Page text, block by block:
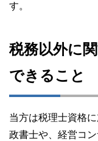
す。
税務以外に
できること
当方は税理士資格
政書士や、経営コ